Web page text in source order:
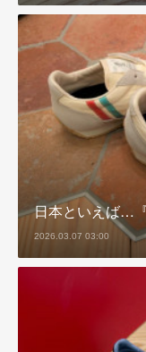
日本といえば…
2026.03.07 03:00